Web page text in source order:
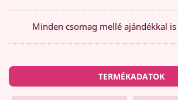
Minden csomag mellé ajándékkal
TERMÉKADATOK